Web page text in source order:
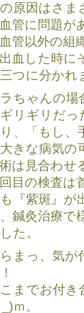
原因はさま
管に問題が
管以外の組
血した時に
つに分かれ
ちゃんの場
リギリだ
、「もし、
きな病気の
は見合わせ
目の検査は
『紫斑』が
鍼灸治療で
た。
まっ、気が
までお付
ｍ。